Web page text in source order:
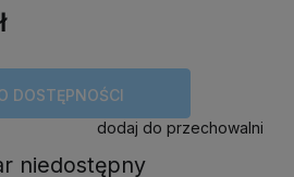
DOSTĘPNOŚCI
dodaj do przechowalni
niedostępny